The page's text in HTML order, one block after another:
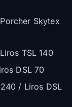
Porcher Skytex
TSL 140
DSL 70
/ Liros DSL